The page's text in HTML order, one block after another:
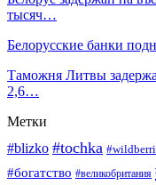
тысяч…
Белорусские банки
Таможня Литвы
2,6…
Метки
#blizko #tochka
#богатство #великобритания